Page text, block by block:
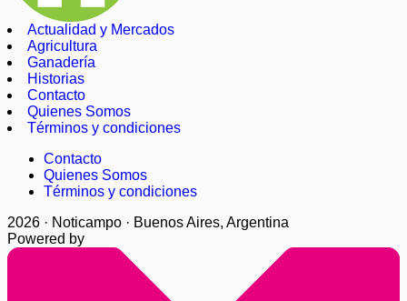
Actualidad y Mercados
Agricultura
Ganadería
Historias
Contacto
Quienes Somos
Términos y condiciones
Contacto
Quienes Somos
Términos y condiciones
2026 · Noticampo · Buenos Aires, Argentina
Powered by